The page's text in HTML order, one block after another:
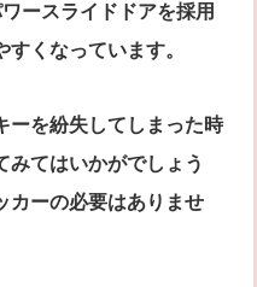
ースライドドアを採用
くなっています。
ーを紛失してしまった時
みてはいかがでしょう
カーの必要はありませ